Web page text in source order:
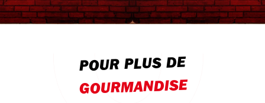
POUR PLUS DE
GOURMANDISE